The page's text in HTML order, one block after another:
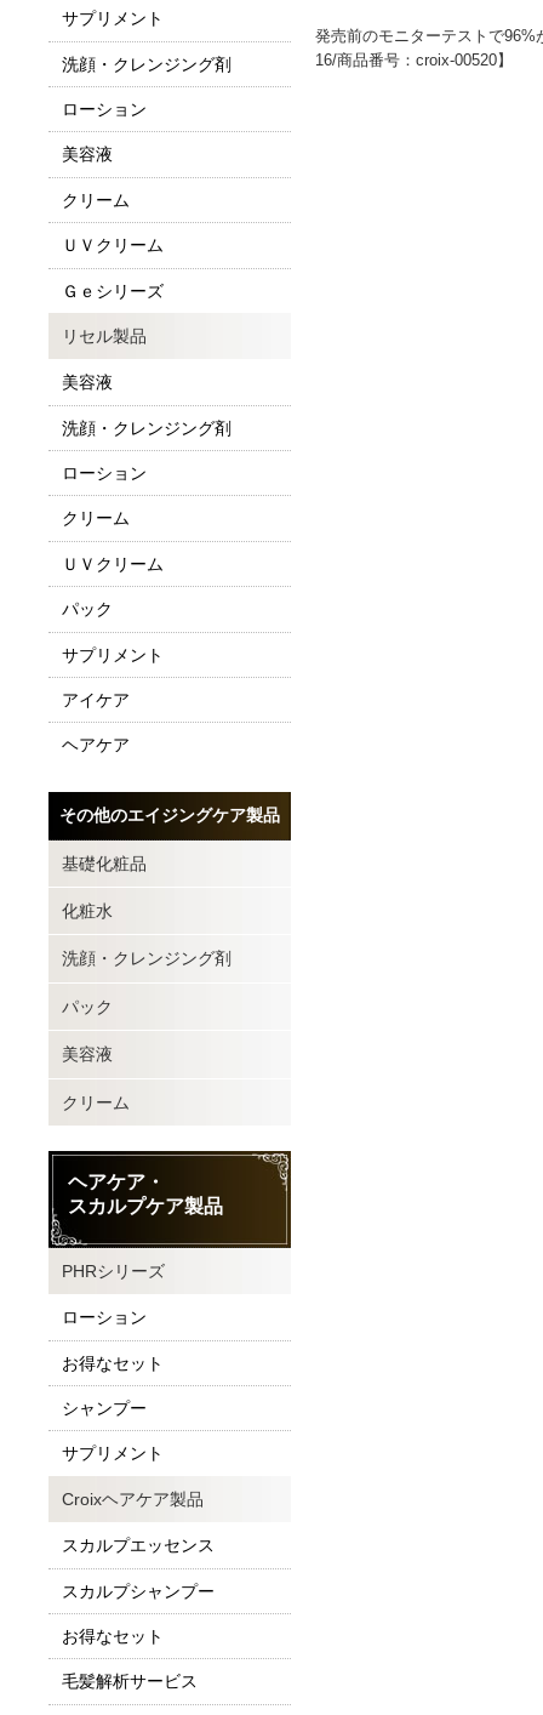
発売前のモニターテストで
16/商品番号：croix-00520】
サプリメント
洗顔・クレンジング剤
ローション
美容液
クリーム
ＵＶクリーム
Ｇｅシリーズ
リセル製品
美容液
洗顔・クレンジング剤
ローション
クリーム
ＵＶクリーム
パック
サプリメント
アイケア
ヘアケア
その他のエイジングケア製品
基礎化粧品
化粧水
洗顔・クレンジング剤
パック
美容液
クリーム
ヘアケア・
スカルプケア製品
PHRシリーズ
ローション
お得なセット
シャンプー
サプリメント
Croixヘアケア製品
スカルプエッセンス
スカルプシャンプー
お得なセット
毛髪解析サービス